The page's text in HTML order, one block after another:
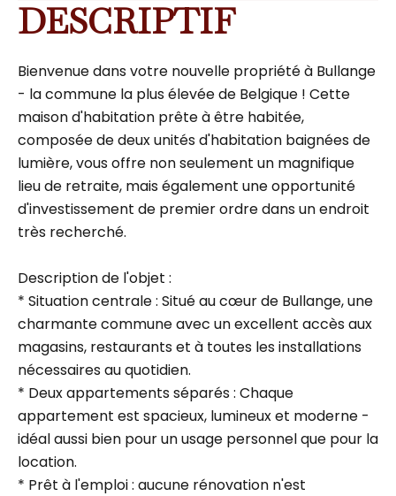
DESCRIPTIF
Bienvenue dans votre nouvelle propriété à Bullange
- la commune la plus élevée de Belgique ! Cette
maison d'habitation prête à être habitée,
composée de deux unités d'habitation baignées de
lumière, vous offre non seulement un magnifique
lieu de retraite, mais également une opportunité
d'investissement de premier ordre dans un endroit
très recherché.
Description de l'objet :
* Situation centrale : Situé au cœur de Bullange, une
charmante commune avec un excellent accès aux
magasins, restaurants et à toutes les installations
nécessaires au quotidien.
* Deux appartements séparés : Chaque
appartement est spacieux, lumineux et moderne -
idéal aussi bien pour un usage personnel que pour la
location.
* Prêt à l'emploi : aucune rénovation n'est